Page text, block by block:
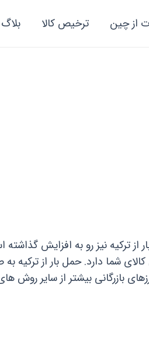
از چین ترخیص کالا بلاگ
ترکیه نیز رو به افزایش گذاشته
شما دارد. حمل بار از ترکیه به
بازرگانی بیشتر از سایر روش